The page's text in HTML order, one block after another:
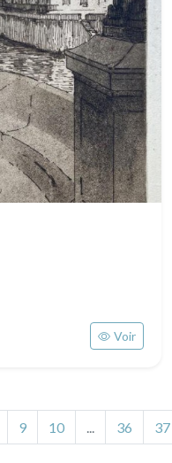
Voir
9 10 ... 36 37